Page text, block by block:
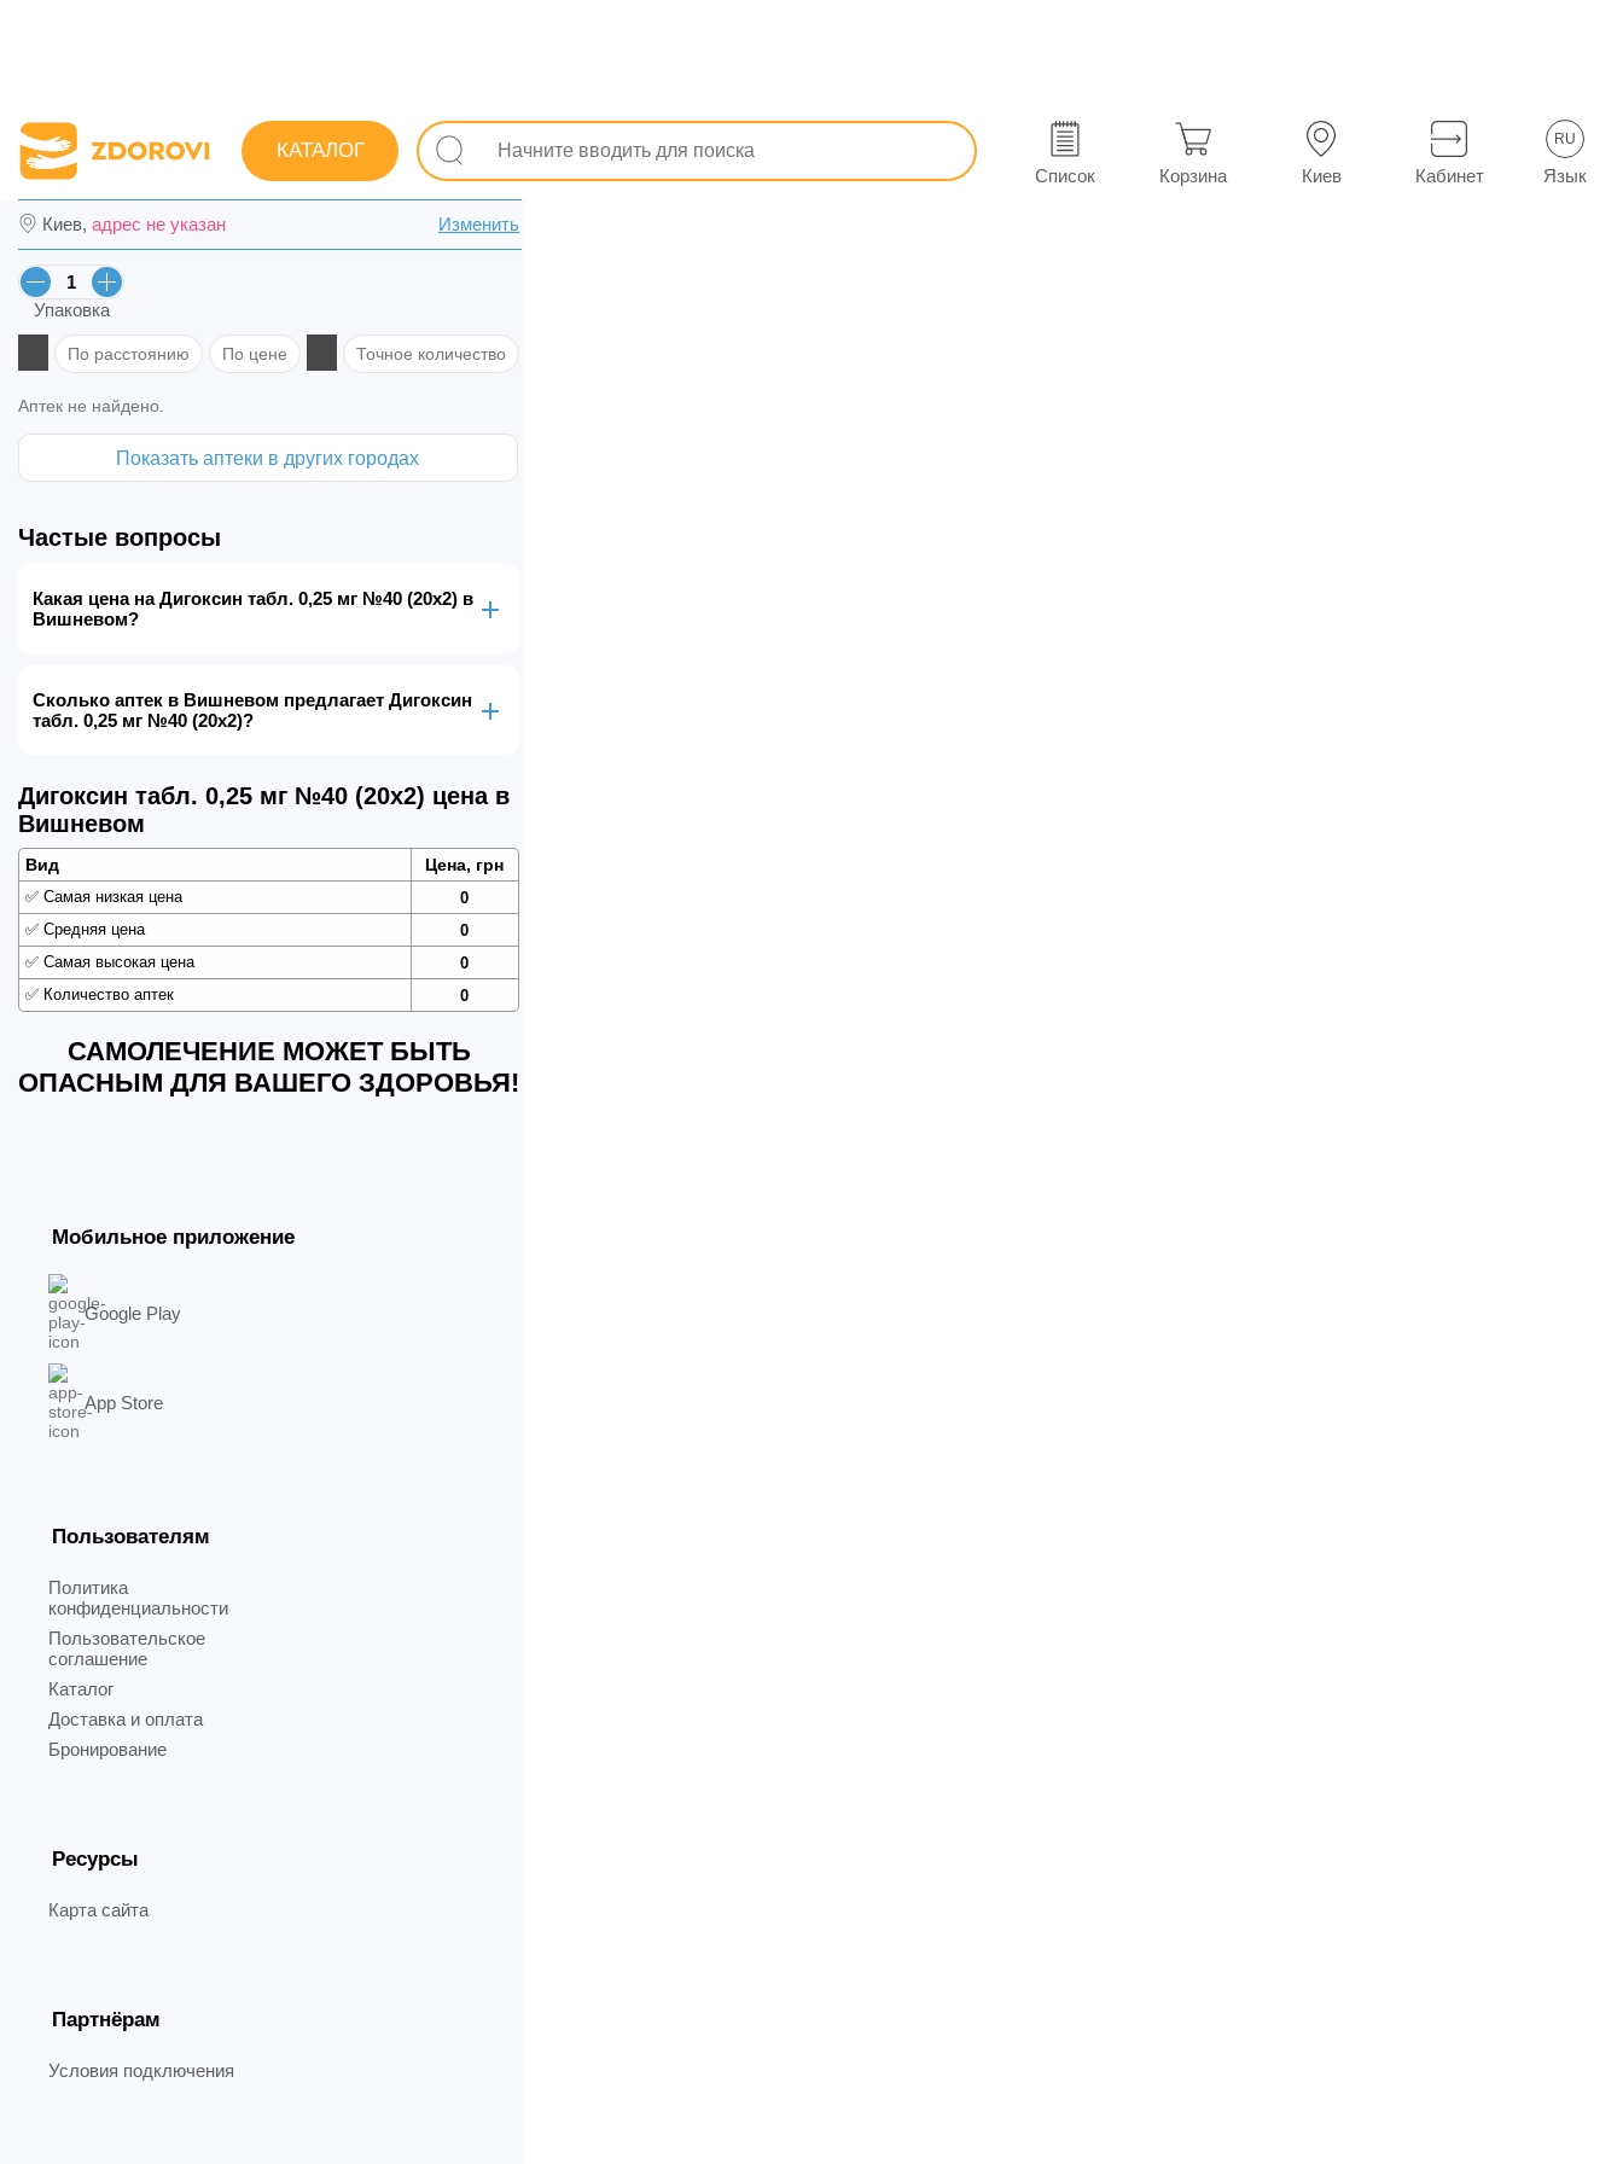
КАТАЛОГ
Список Корзина Киев Кабинет
RU
Язык
Поиск лекарств Лекарства Сердечно-сосудистые Прочие сердечно-сосудистые препараты Дигоксин табл. 0,25 мг №40 (20х2)
Дигоксин табл. 0,25 мг №40 (20х2) в Вишневом
Киев, адрес не указан Изменить
Упаковка
По расстоянию По цене Точное количество
Аптек не найдено.
Показать аптеки в других городах
Частые вопросы
Какая цена на Дигоксин табл. 0,25 мг №40 (20х2) в
Вишневом?
Сколько аптек в Вишневом предлагает Дигоксин
табл. 0,25 мг №40 (20х2)?
Дигоксин табл. 0,25 мг №40 (20х2) цена в
Вишневом
Вид Цена, грн
✅ Самая низкая цена
0
✅ Средняя цена
0
✅ Самая высокая цена
0
✅ Количество аптек 0
САМОЛЕЧЕНИЕ МОЖЕТ БЫТЬ
ОПАСНЫМ ДЛЯ ВАШЕГО ЗДОРОВЬЯ!
Мобильное приложение
Google Play
App Store
Пользователям
Политика
конфиденциальности
Пользовательское
соглашение
Каталог
Доставка и оплата
Бронирование
Ресурсы
Карта сайта
Партнёрам
Условия подключения